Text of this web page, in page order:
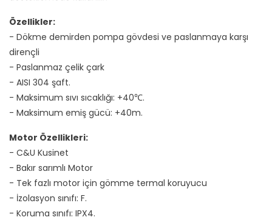
Özellikler:
- Dökme demirden pompa gövdesi ve paslanmaya karşı
dirençli
- Paslanmaz çelik çark
- AISI 304 şaft.
- Maksimum sıvı sıcaklığı: +40℃.
- Maksimum emiş gücü: +40m.
Motor Özellikleri:
- C&U Kusinet
- Bakır sarımlı Motor
- Tek fazlı motor için gömme termal koruyucu
- İzolasyon sınıfı: F.
- Koruma sınıfı: IPX4.